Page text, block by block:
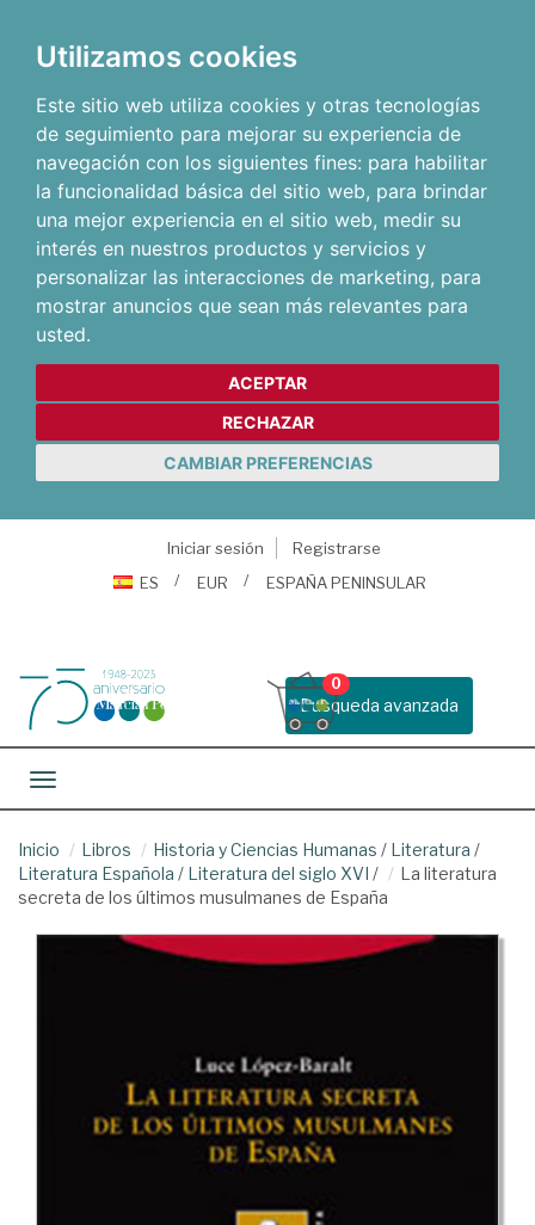
Utilizamos cookies
Este sitio web utiliza cookies y otras tecnologías
de seguimiento para mejorar su experiencia de
navegación con los siguientes fines: para habilitar
la funcionalidad básica del sitio web, para brindar
una mejor experiencia en el sitio web, medir su
interés en nuestros productos y servicios y
personalizar las interacciones de marketing, para
mostrar anuncios que sean más relevantes para
usted.
ACEPTAR
RECHAZAR
CAMBIAR PREFERENCIAS
Iniciar sesión
Registrarse
ES
EUR ESPAÑA PENINSULAR
Busqueda avanzada
0
Toggle navigation
Inicio Libros Historia y Ciencias Humanas / Literatura /
Literatura Española / Literatura del siglo XVI /
La literatura
secreta de los últimos musulmanes de España